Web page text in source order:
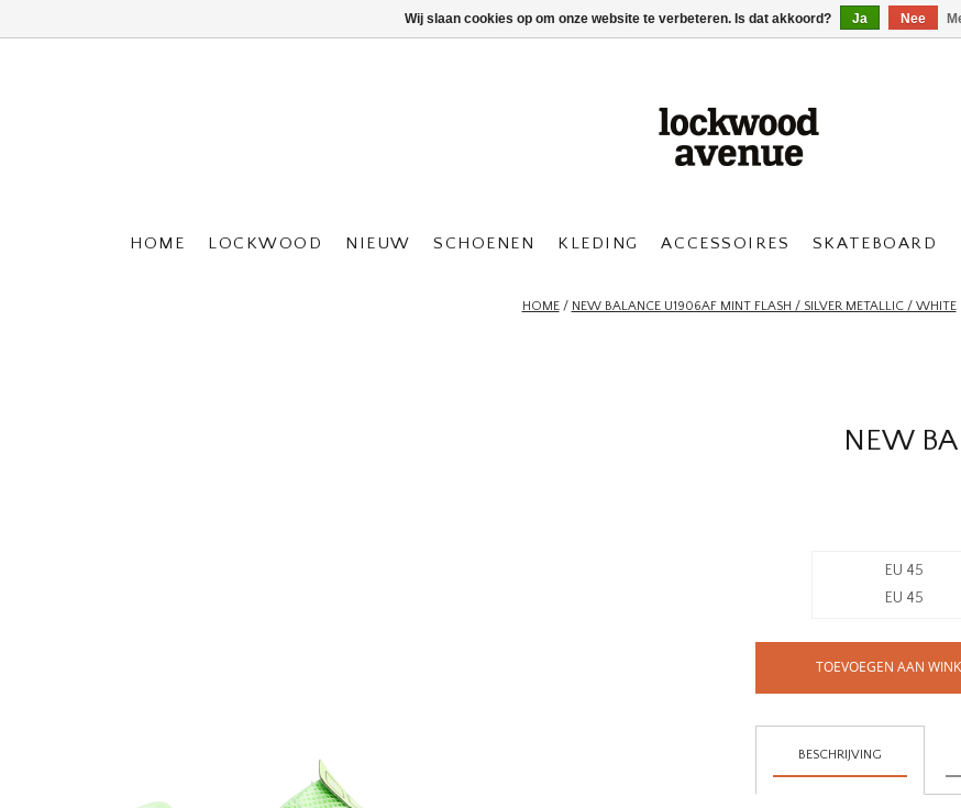
HOME LOCKWOOD NIEUW SCHOENEN KLEDING ACCESSOIRES SKATEBOARD
HOME/ NEW BALANCE U1906AF MINT FLASH / SILVER METALLIC / WHITE
NEW
EU 45
EU 45
TOEVOEGEN AAN
BESCHRIJVING
Wij slaan cookies op om onze website te verbeteren. Is dat akkoord? Ja Nee